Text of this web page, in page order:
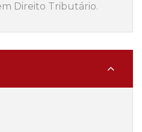
Direito Tributário.